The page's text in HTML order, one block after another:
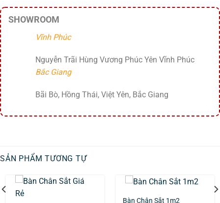
SHOWROOM
Vĩnh Phúc
Nguyễn Trãi Hùng Vương Phúc Yên Vĩnh Phúc
Bắc Giang
Bãi Bò, Hồng Thái, Việt Yên, Bắc Giang
SẢN PHẨM TƯƠNG TỰ
Bàn Chân Sắt 1m2